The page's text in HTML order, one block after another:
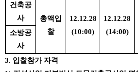
건축공
사
총액입
찰
12.12.28
(10:00)
12.12.28
(14:00)
소방공
사
3. 입찰참가 자격